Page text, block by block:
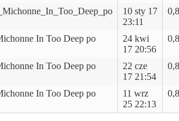
10 sty 17
23:11
In Too Deep po
24 kwi
17 20:56
In Too Deep po
22 cze
17 21:54
In Too Deep po
11 wrz
25 22:13